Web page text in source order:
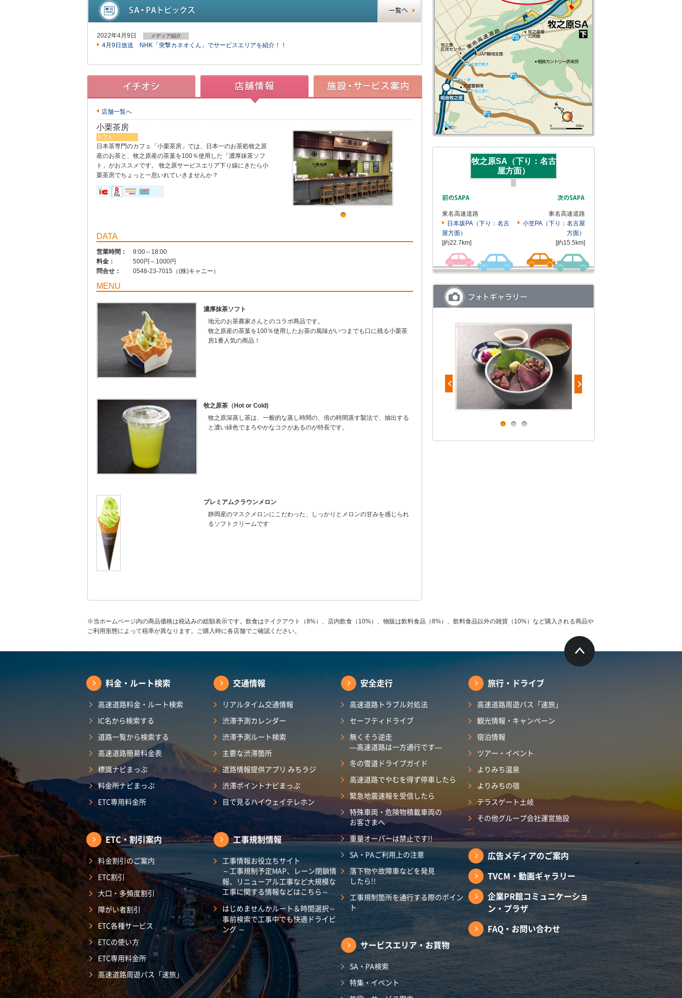
2022年4月9日 メディア紹介
4月9日放送 NHK「突撃カネオくん」でサービスエリアを紹介！！
店舗一覧へ
小栗茶房
カフェ
日本茶専門のカフェ「小栗茶房」では、日本一のお茶処牧之原
産のお茶と、牧之原産の茶葉を100％使用した「濃厚抹茶ソフ
ト」がおススメです。 牧之原サービスエリア下り線にきたら小
栗茶房でちょっと一息いれていきませんか？
DATA
営業時間：
9:00～18:00
料金：
500円～1000円
問合せ：
0548-23-7015（(株)キャニー）
MENU
濃厚抹茶ソフト
地元のお茶農家さんとのコラボ商品です。
牧之原産の茶葉を100％使用したお茶の風味がいつまでも口に残る小栗茶
房1番人気の商品！
牧之原茶（Hot or Cold)
牧之原深蒸し茶は、一般的な蒸し時間の、倍の時間蒸す製法で、抽出する
と濃い緑色でまろやかなコクがあるのが特長です。
プレミアムクラウンメロン
静岡産のマスクメロンにこだわった、しっかりとメロンの甘みを感じられ
るソフトクリームです
牧之原SA（下り：名古
屋方面）
東名高速道路
日本坂PA（下り：名古
屋方面）
[約22.7km]
東名高速道路
小笠PA（下り：名古屋
方面）
[約15.5km]
※当ホームページ内の商品価格は税込みの総額表示です。飲食はテイクアウト（8%）、店内飲食（10%）、物販は飲料食品（8%）、飲料食品以外の雑貨（10%）など購入される商品や
ご利用形態によって税率が異なります。ご購入時に各店舗でご確認ください。
料金・ルート検索
高速道路料金・ルート検索
IC名から検索する
道路一覧から検索する
高速道路簡易料金表
標識ナビまっぷ
料金所ナビまっぷ
ETC専用料金所
ETC・割引案内
料金割引のご案内
ETC割引
大口・多頻度割引
障がい者割引
ETC各種サービス
ETCの使い方
ETC専用料金所
高速道路周遊パス「速旅」
交通情報
リアルタイム交通情報
渋滞予測カレンダー
渋滞予測ルート検索
主要な渋滞箇所
道路情報提供アプリ みちラジ
渋滞ポイントナビまっぷ
目で見るハイウェイテレホン
工事規制情報
工事情報お役立ちサイト
～工事規制予定MAP、レーン閉鎖情
報、リニューアル工事など大規模な
工事に関する情報などはこちら～
はじめませんかルート＆時間選択～
事前検索で工事中でも快適ドライビ
ング ～
安全走行
高速道路トラブル対処法
セーフティドライブ
無くそう逆走
―高速道路は一方通行です―
冬の雪道ドライブガイド
高速道路でやむを得ず停車したら
緊急地震速報を受信したら
特殊車両・危険物積載車両の
お客さまへ
重量オーバーは禁止です!!
SA・PAご利用上の注意
落下物や故障車などを発見
したら!!
工事規制箇所を通行する際のポイン
ト
サービスエリア・お買物
SA・PA検索
特集・イベント
旅行・ドライブ
高速道路周遊パス「速旅」
観光情報・キャンペーン
宿泊情報
ツアー・イベント
よりみち温泉
よりみちの宿
テラスゲート土岐
その他グループ会社運営施設
広告メディアのご案内
TVCM・動画ギャラリー
企業PR館コミュニケーショ
ン・プラザ
FAQ・お問い合わせ